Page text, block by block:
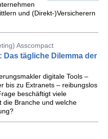
und (Direkt-)Versicherern
Asscompact
tägliche Dilemma der
digitale Tools –
bis zu Extranets – reibungslos
beschäftigt viele
die Branche und welche